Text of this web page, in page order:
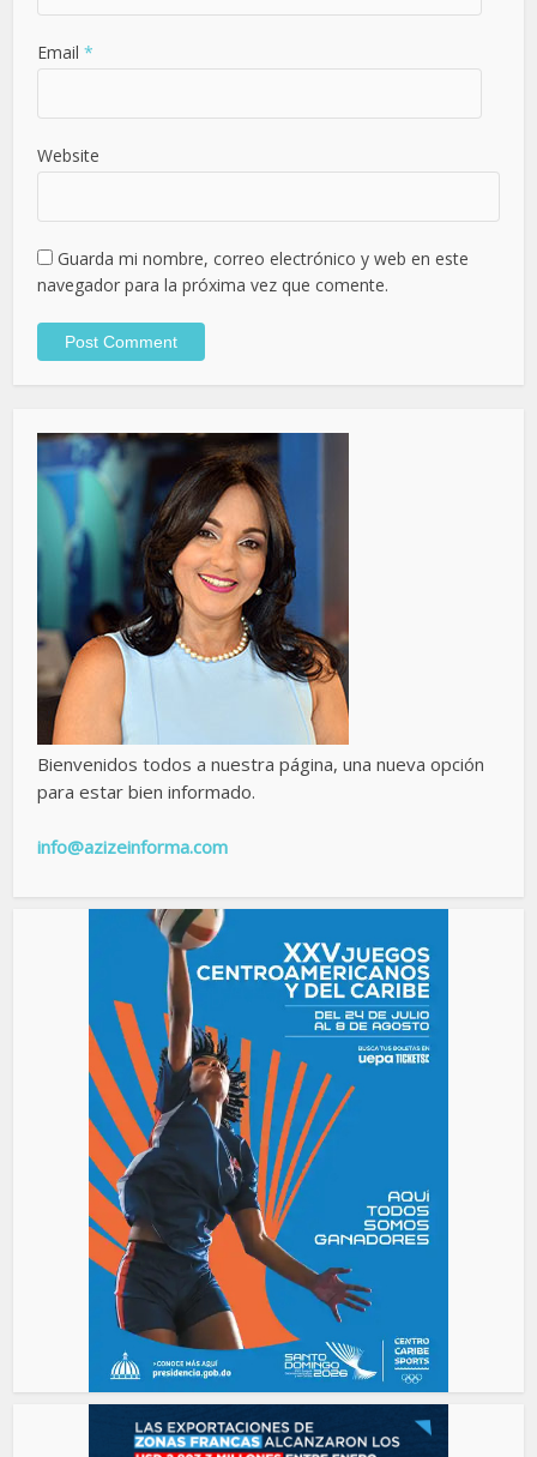
Email *
Website
Guarda mi nombre, correo electrónico y web en este
navegador para la próxima vez que comente.
Bienvenidos todos a nuestra página, una nueva opción
para estar bien informado.
info@azizeinforma.com